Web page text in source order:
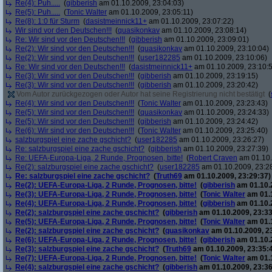
Re(4): Puh..... (gibberish am 01.10.2009, 23:04:03)
Re(5): Puh..... (Tonic Walter am 01.10.2009, 23:05:11)
Re(8): 1:0 für Sturm (dasistmeinnick11+ am 01.10.2009, 23:07:22)
Wir sind vor den Deutschen!!! (quasikonkav am 01.10.2009, 23:08:14)
Re: Wir sind vor den Deutschen!!! (gibberish am 01.10.2009, 23:09:01)
Re(2): Wir sind vor den Deutschen!!! (quasikonkav am 01.10.2009, 23:10:04)
Re(2): Wir sind vor den Deutschen!!! (user182285 am 01.10.2009, 23:10:06)
Re: Wir sind vor den Deutschen!!! (dasistmeinnick11+ am 01.10.2009,
Re(3): Wir sind vor den Deutschen!!! (gibberish am 01.10.2009, 23:19:15)
Re(3): Wir sind vor den Deutschen!!! (gibberish am 01.10.2009, 23:20:42)
Vom Autor zurückgezogen oder Autor hat seine Registrierung nicht bestätigt (
Re(4): Wir sind vor den Deutschen!!! (Tonic Walter am 01.10.2009, 23:23:43)
Re(5): Wir sind vor den Deutschen!!! (quasikonkav am 01.10.2009, 23:24:33)
Re(5): Wir sind vor den Deutschen!!! (gibberish am 01.10.2009, 23:24:42)
Re(6): Wir sind vor den Deutschen!!! (Tonic Walter am 01.10.2009, 23:25:40)
salzburgspiel eine zache gschicht? (user182285 am 01.10.2009, 23:26:27)
Re: salzburgspiel eine zache gschicht? (gibberish am 01.10.2009, 23:27:39)
Re: UEFA-Europa-Liga, 2 Runde, Prognosen, bitte! (Robert Craven am
Re(2): salzburgspiel eine zache gschicht? (user182285 am 01.10.2009,
Re: salzburgspiel eine zache gschicht? (Truth69 am 01.10.2009, 23:29:37)
Re(2): UEFA-Europa-Liga, 2 Runde, Prognosen, bitte! (gibberish am
Re(3): UEFA-Europa-Liga, 2 Runde, Prognosen, bitte! (Tonic Walter am
Re(4): UEFA-Europa-Liga, 2 Runde, Prognosen, bitte! (gibberish am
Re(2): salzburgspiel eine zache gschicht? (gibberish am 01.10.2009,
Re(5): UEFA-Europa-Liga, 2 Runde, Prognosen, bitte! (Tonic Walter am
Re(2): salzburgspiel eine zache gschicht? (quasikonkav am 01.10.2009,
Re(6): UEFA-Europa-Liga, 2 Runde, Prognosen, bitte! (gibberish am
Re(3): salzburgspiel eine zache gschicht? (Truth69 am 01.10.2009,
Re(7): UEFA-Europa-Liga, 2 Runde, Prognosen, bitte! (Tonic Walter am
Re(4): salzburgspiel eine zache gschicht? (gibberish am 01.10.2009,